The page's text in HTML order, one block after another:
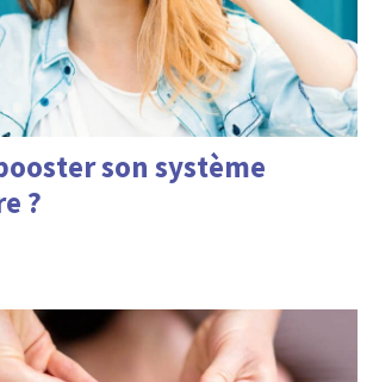
son système
?